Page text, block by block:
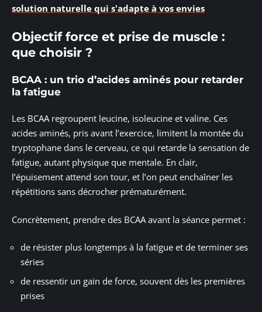
solution naturelle qui s'adapte à vos envies
Objectif force et prise de muscle :
que choisir ?
BCAA : un trio d’acides aminés pour retarder
la fatigue
Les BCAA regroupent leucine, isoleucine et valine. Ces
acides aminés, pris avant l’exercice, limitent la montée du
tryptophane dans le cerveau, ce qui retarde la sensation de
fatigue, autant physique que mentale. En clair,
l’épuisement attend son tour, et l’on peut enchaîner les
répétitions sans décrocher prématurément.
Concrètement, prendre des BCAA avant la séance permet :
de résister plus longtemps à la fatigue et de terminer ses
séries
de ressentir un gain de force, souvent dès les premières
prises